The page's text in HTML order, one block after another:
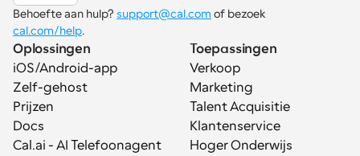
Behoefte aan hulp? support@cal.com
cal.com/help.
Oplossingen
iOS/Android-app
Zelf-gehost
Prijzen
Docs
Cal.ai - AI Telefoonagent
Toepassingen
Verkoop
Marketing
Talent Acquisitie
Klantenservice
Hoger Onderwijs